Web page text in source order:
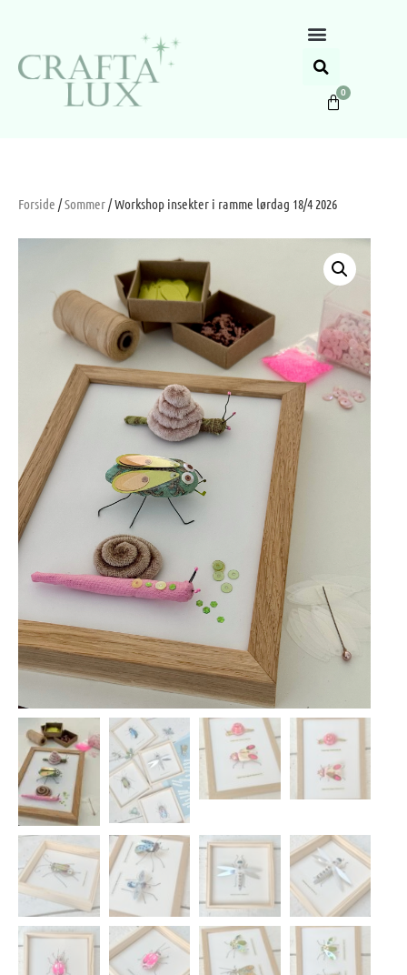
0
Forside /Sommer/ Workshop insekter i ramme lørdag 18/4 2026